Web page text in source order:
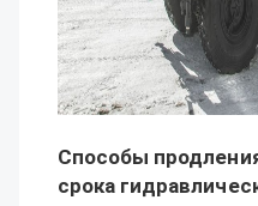
Способы
Увеличение